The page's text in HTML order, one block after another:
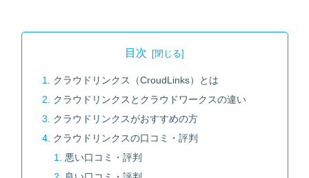
目次
クラウドリンクス（CroudLinks）とは
クラウドリンクスとクラウドワークスの違い
クラウドリンクスがおすすめの方
クラウドリンクスの口コミ・評判
悪い口コミ・評判